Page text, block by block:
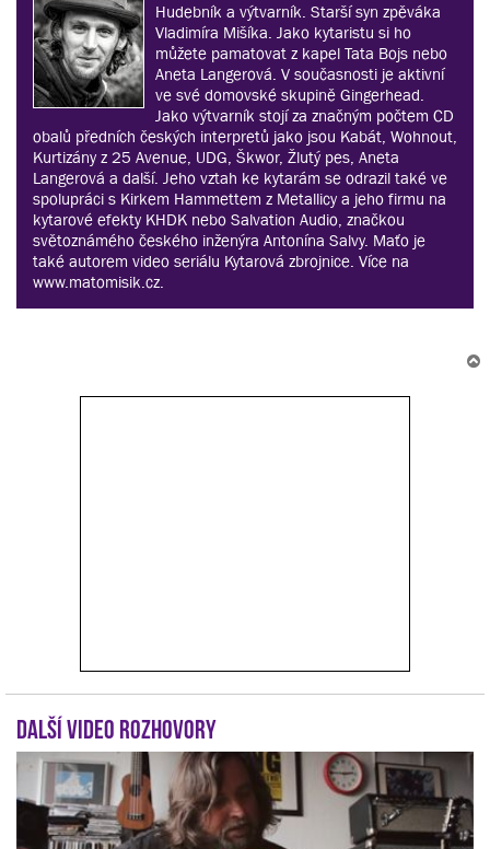
Hudebník a výtvarník. Starší syn zpěváka
Vladimíra Mišíka. Jako kytaristu si ho
můžete pamatovat z kapel Tata Bojs nebo
Aneta Langerová. V současnosti je aktivní
ve své domovské skupině Gingerhead.
Jako výtvarník stojí za značným počtem CD
obalů předních českých interpretů jako jsou Kabát, Wohnout,
Kurtizány z 25 Avenue, UDG, Škwor, Žlutý pes, Aneta
Langerová a další. Jeho vztah ke kytarám se odrazil také ve
spolupráci s Kirkem Hammettem z Metallicy a jeho firmu na
kytarové efekty KHDK nebo Salvation Audio, značkou
světoznámého českého inženýra Antonína Salvy. Maťo je
také autorem video seriálu Kytarová zbrojnice. Více na
www.matomisik.cz.
Další video rozhovory